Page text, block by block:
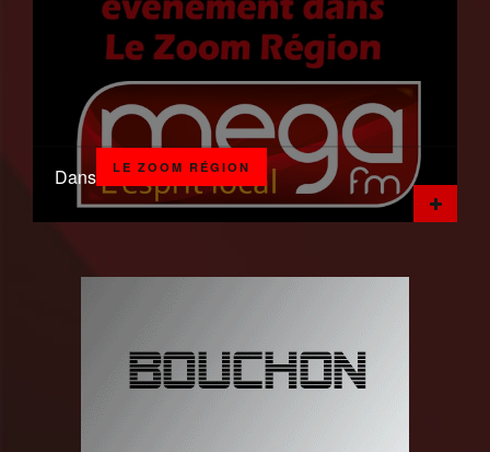
Dans LE ZOOM RÉGION